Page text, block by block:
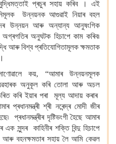
প্ৰচুৰ সহায় কৰিব । এই
উন্নয়নক আগুৱাই নিয়াৰ বহল
উন্নয়ন আৰু অন্যান্য আনুষংগিক
অনুঘটক হিচাপে কাম কৰিব৷
আৰু বিশ্ব প্ৰতিযোগিতামূলক ক্ষমতাক
কয়, “আমাৰ উন্নয়নমূলক
অনুকূল কৰি তোলা আৰু অচল
কৰি ইয়াৰ পৰা মূল্য আদায় কৰাৰ
শ্ৰী নৰেন্দ্ৰ মোদী জীৰ
প্ৰধানমন্ত্ৰীৰ দৃষ্টিভংগী হৈছে আমাৰ
এক সুন্দৰ কাহিনীৰ শক্তি বিন্দু হিচাপে
বহনক্ষমতাৰ সহায় লৈ আমি কেৱল